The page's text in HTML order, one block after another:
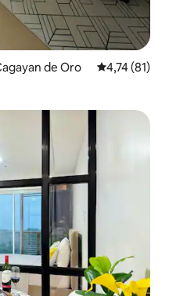
de Oro Évaluation
4,74 (81)